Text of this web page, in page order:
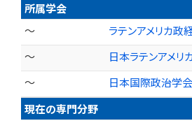
所属学会
～
ラテンアメリカ政
～
日本ラテンアメリ
～
日本国際政治学会
現在の専門分野